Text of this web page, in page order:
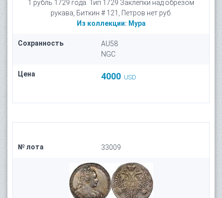
1 рубль 1729 года. Тип 1729 Заклепки над обрезом
рукава, Биткин # 121, Петров нет руб.
Из коллекции: Мура
Сохранность
AU58
NGC
Цена 4000 USD
№ лота 33009